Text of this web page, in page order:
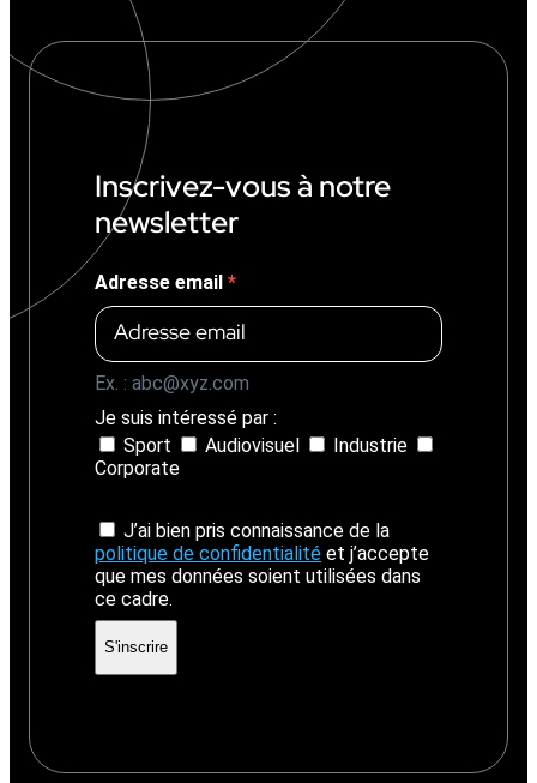
€
)
Inscrivez-vous à notre
newsletter
Adresse email
Ex. : abc@xyz.com
Je suis intéressé par :
Sport
Audiovisuel
Industrie
Corporate
J’ai bien pris connaissance de la
politique de confidentialité et j’accepte
que mes données soient utilisées dans
ce cadre.